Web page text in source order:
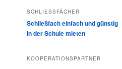
SCHLIESSFÄCHER
Schließfach einfach und günstig
in der Schule mieten
KOOPERATIONSPARTNER